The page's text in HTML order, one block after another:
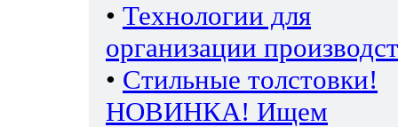
• Технологии для
организации
• Стильные толстовки!
НОВИНКА! Ищем